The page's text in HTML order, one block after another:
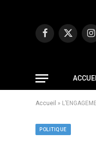
Facebook
X
Accueil »
POLITIQUE